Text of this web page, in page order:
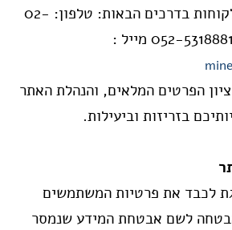
בדרכים הבאות: טלפון: 02-
הפרטים המלאים, והנהלת האתר
בזריזות וביעילות.
לכבד את פרטיות המשתמשים
לשם אבטחת המידע שנמסר